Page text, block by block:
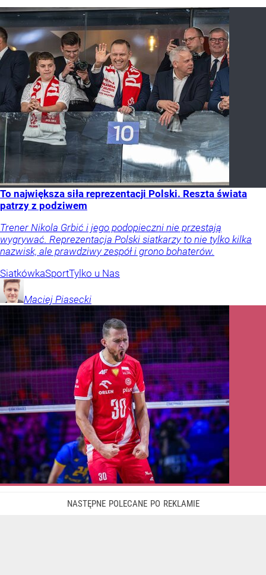
To największa siła reprezentacji Polski. Reszta świata
patrzy z podziwem
Trener Nikola Grbić i jego podopieczni nie przestają
wygrywać. Reprezentacja Polski siatkarzy to nie tylko kilka
nazwisk, ale prawdziwy zespół i grono bohaterów.
SiatkówkaSportTylko u Nas
Maciej Piasecki